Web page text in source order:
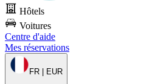
Hôtels
Voitures
Centre d'aide
Mes réservations
FR | EUR